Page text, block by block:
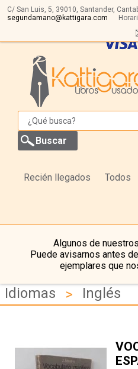
C/ San Luis, 5, 39010, Santander,
segundamano@kattigara.com
Recién llegados Todos
Algunos de
Puede avisarnos antes
ejemplares que
Idiomas > Inglés